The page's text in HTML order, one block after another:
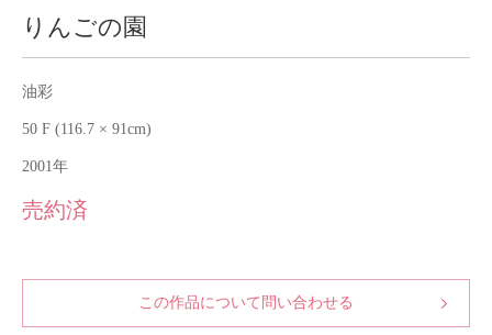
Purchase assessment
りんごの園
油彩
50 F (116.7 × 91cm)
2001年
売約済
この作品について問い合わせる